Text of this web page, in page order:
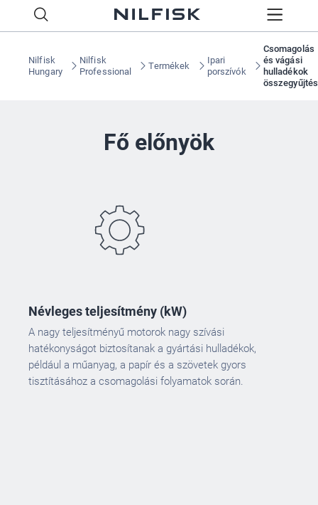
Nilfisk
Hungary
Nilfisk
Professional
Termékek
Ipari
porszívók
Csomagolás
és vágási
hulladékok
Fő előnyök
Névleges teljesítmény (kW)
A nagy teljesítményű motorok nagy szívási
hatékonyságot biztosítanak a gyártási hulladékok,
például a műanyag, a papír és a szövetek gyors
tisztításához a csomagolási folyamatok során.